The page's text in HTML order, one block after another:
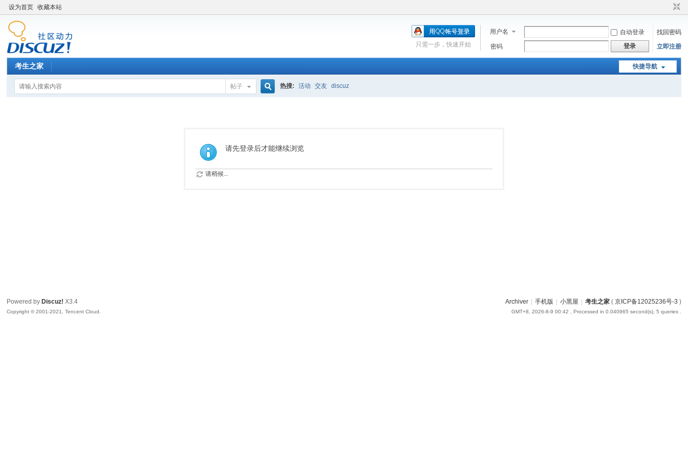
设为首页 收藏本站
用户名 自动登录
找回密码
密码
登录 立即注册
只需一步，快速开始
快捷导航
考生之家
帖子
索
热搜: 活动 交友 discuz
请先登录后才能继续浏览
请稍候...
Archiver 手机版 小黑屋 考生之家( 京ICP备12025236号-3 )
GMT+8, 2026-8-9 00:42 , Processed in 0.040965 second(s), 5 queries .
Powered by Discuz! X3.4
Copyright © 2001-2021, Tencent Cloud.